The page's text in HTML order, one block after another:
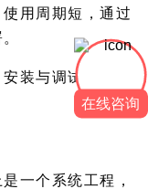
用周期短，通过
装与调试等内
一个系统工程，
在线咨询